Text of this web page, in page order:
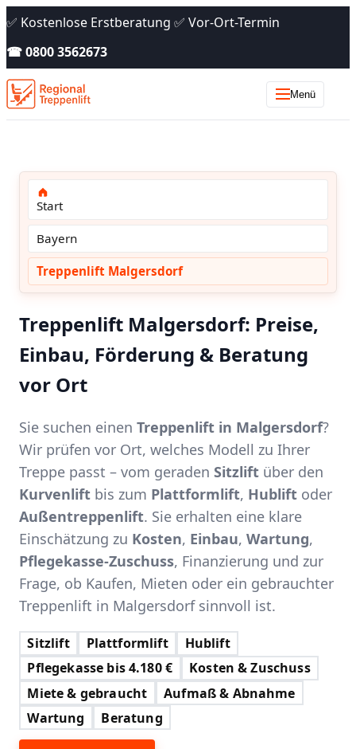
✅ Kostenlose Erstberatung ✅ Vor-Ort-Termin
☎ 0800 3562673
Menü
Start
Bayern
Treppenlift Malgersdorf
Treppenlift Malgersdorf: Preise,
Einbau, Förderung & Beratung
vor Ort
Sie suchen einen Treppenlift in Malgersdorf?
Wir prüfen vor Ort, welches Modell zu Ihrer
Treppe passt – vom geraden Sitzlift über den
Kurvenlift bis zum Plattformlift, Hublift oder
Außentreppenlift. Sie erhalten eine klare
Einschätzung zu Kosten, Einbau, Wartung,
Pflegekasse-Zuschuss, Finanzierung und zur
Frage, ob Kaufen, Mieten oder ein gebrauchter
Treppenlift in Malgersdorf sinnvoll ist.
Sitzlift Plattformlift
Hublift
Pflegekasse bis 4.180 €
Kosten & Zuschuss
Miete & gebraucht
Aufmaß & Abnahme
Wartung
Beratung